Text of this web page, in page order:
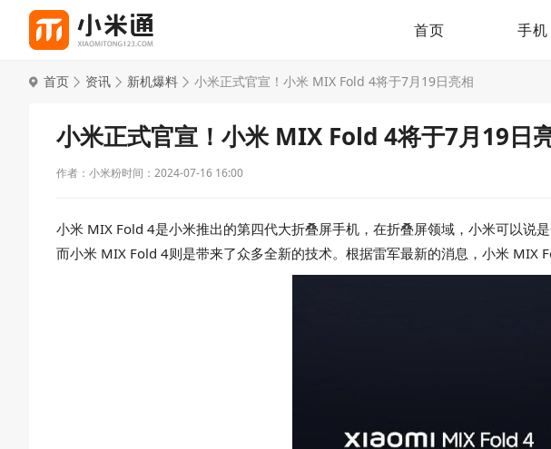
首页 手机
首页 资讯 新机爆料 小米正式官宣！小米 MIX Fold 4将于7月19日亮相
小米正式官宣！小米 MIX Fold 4将于7月19日
作者：小米粉时间：2024-07-16 16:00
小米 MIX Fold 4是小米推出的第四代大折叠屏手机，在折叠屏领域，小米可以说
而小米 MIX Fold 4则是带来了众多全新的技术。根据雷军最新的消息，小米 MIX